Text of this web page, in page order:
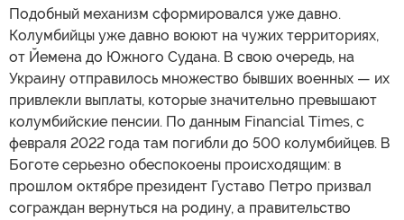
Подобный механизм сформировался уже давно.
Колумбийцы уже давно воюют на чужих территориях,
от Йемена до Южного Судана. В свою очередь, на
Украину отправилось множество бывших военных — их
привлекли выплаты, которые значительно превышают
колумбийские пенсии. По данным Financial Times, с
февраля 2022 года там погибли до 500 колумбийцев. В
Боготе серьезно обеспокоены происходящим: в
прошлом октябре президент Густаво Петро призвал
сограждан вернуться на родину, а правительство